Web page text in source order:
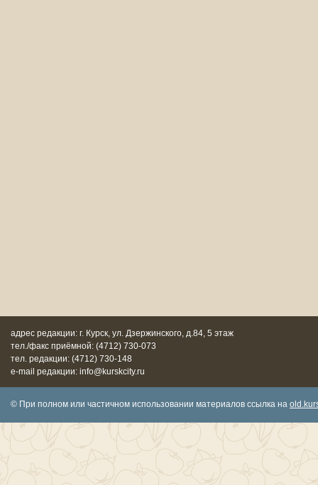
адрес редакции: г. Курск, ул. Дзержинского, д.84, 5 этаж
тел./факс приёмной: (4712) 730-073
тел. редакции: (4712) 730-148
e-mail редакции: info@kurskcity.ru
© При полном или частичном использовании материалов ссылка на